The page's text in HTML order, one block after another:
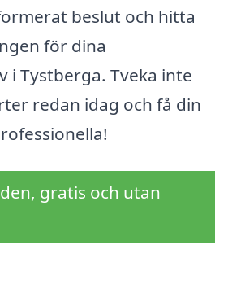
beslut och hitta
för dina
i Tystberga. Tveka inte
redan idag och få din
gratis och utan